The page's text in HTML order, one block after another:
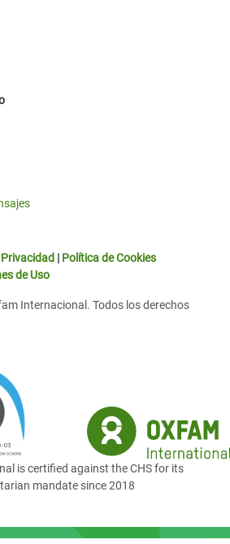
| Política de Cookies
de Uso
Internacional. Todos los derechos
is certified against the CHS for its
mandate since 2018